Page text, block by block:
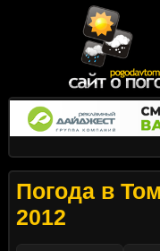
Погода в
2012